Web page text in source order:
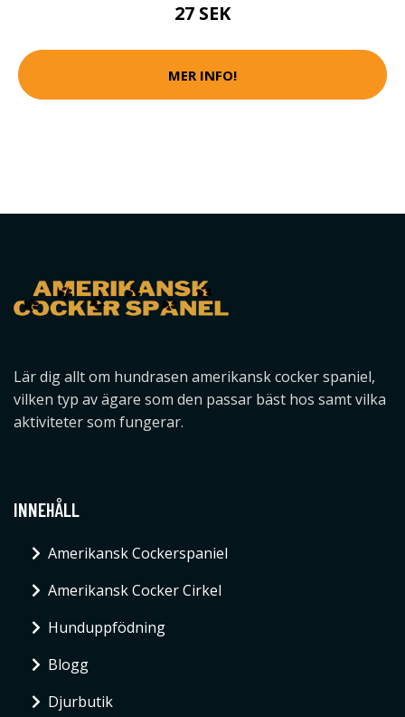
27 SEK
MER INFO!
Lär dig allt om hundrasen amerikansk cocker spaniel,
vilken typ av ägare som den passar bäst hos samt vilka
aktiviteter som fungerar.
INNEHÅLL
Amerikansk Cockerspaniel
Amerikansk Cocker Cirkel
Hunduppfödning
Blogg
Djurbutik